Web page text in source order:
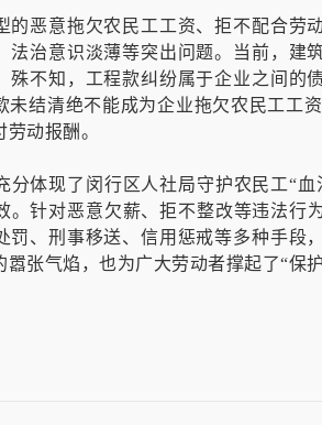
的恶意拖欠农民工工资、拒不配合劳
法治意识淡薄等突出问题。当前，建
殊不知，工程款纠纷属于企业之间的
未结清绝不能成为企业拖欠农民工工
动报酬。
分体现了闵行区人社局守护农民工“
。针对恶意欠薪、拒不整改等违法行
罚、刑事移送、信用惩戒等多种手段
张气焰，也为广大劳动者撑起了“保护